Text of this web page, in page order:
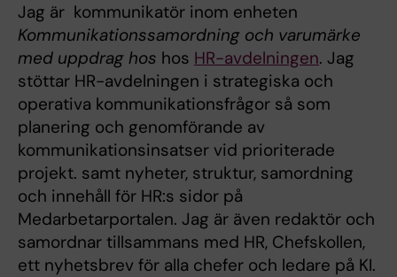
Jag är kommunikatör inom enheten
Kommunikationssamordning och varumärke
med uppdrag hos hos HR-avdelningen. Jag
stöttar HR-avdelningen i strategiska och
operativa kommunikationsfrågor så som
planering och genomförande av
kommunikationsinsatser vid prioriterade
projekt. samt nyheter, struktur, samordning
och innehåll för HR:s sidor på
Medarbetarportalen. Jag är även redaktör och
samordnar tillsammans med HR, Chefskollen,
ett nyhetsbrev för alla chefer och ledare på KI.